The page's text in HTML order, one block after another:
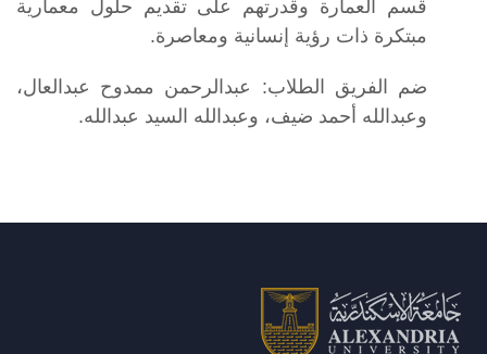
قسم العمارة وقدرتهم على تقديم حلول معمارية
مبتكرة ذات رؤية إنسانية ومعاصرة.
ضم الفريق الطلاب: عبدالرحمن ممدوح عبدالعال،
وعبدالله أحمد ضيف، وعبدالله السيد عبدالله.